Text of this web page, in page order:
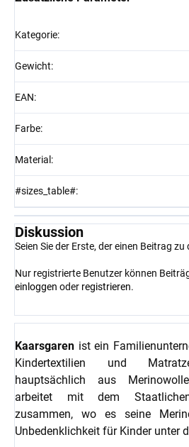
Kategorie:
Gewicht:
EAN:
Farbe:
Material :
#sizes_table#:
Diskussion
Seien Sie der Erste, der einen Beitrag
Nur registrierte Benutzer können
einloggen oder registrieren.
Kaarsgaren ist ein
Kindertextilien und
hauptsächlich aus
arbeitet mit dem Staatlichen
zusammen, wo es seine
Unbedenklichkeit für Kinder unter